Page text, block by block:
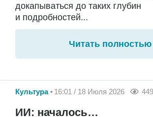
докапываться до таких глубин
и подробностей...
Читать полностью
Культура 16:01 / 18 Июля 2026
ИИ: началось…